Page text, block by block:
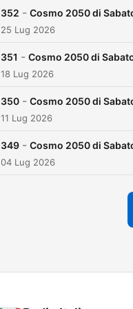
352 - Cosmo 2050 di
25 Lug 2026
351 - Cosmo 2050 di
18 Lug 2026
350 - Cosmo 2050 di
11 Lug 2026
349 - Cosmo 2050 di
04 Lug 2026